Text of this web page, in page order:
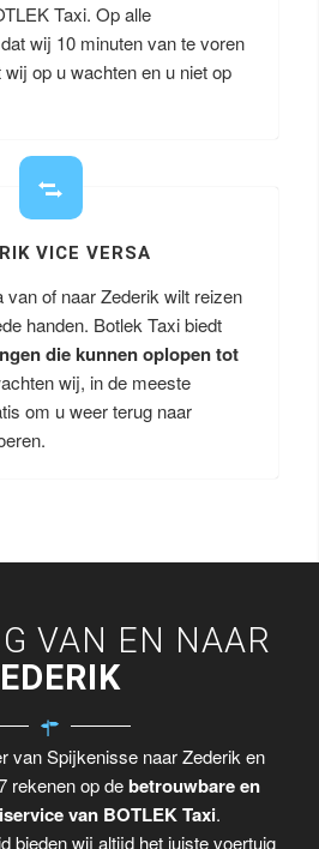
Taxi. Op alle
wij 10 minuten van te voren
op u wachten en u niet op
VICE VERSA
of naar Zederik wilt reizen
handen. Botlek Taxi biedt
die kunnen oplopen tot
wij, in de meeste
om u weer terug naar
VAN EN NAAR
van Spijkenisse naar Zederik en
rekenen op debetrouwbare en
van BOTLEK Taxi.
bieden wij altijd het juiste voertuig